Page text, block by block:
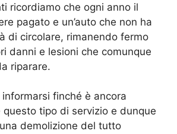
ricordiamo che ogni anno il
pagato e un’auto che non ha
di circolare, rimanendo fermo
danni e lesioni che comunque
riparare.
finché è ancora
questo tipo di servizio e dunque
demolizione del tutto